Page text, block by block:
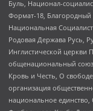
Буль, Национал-
Формат-18,
Национальная
Родовая Держава Русь,
Инглистической церкви
общенациональный
Кровь и Честь, О
организация
национальное